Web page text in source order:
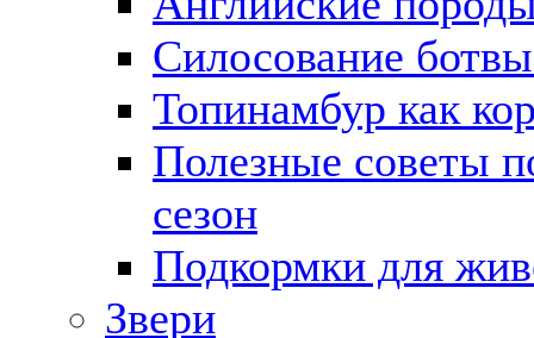
Силосование
Топинамбур как
Полезные советы
сезон
Подкормки для
Звери